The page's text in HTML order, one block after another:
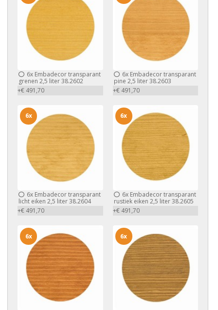
6x Embadecor transparant
grenen 2,5 liter 38.2602
+€ 491,70
6xEmbadecor transparant
pine 2,5 liter 38.2603
+€ 491,70
6x Embadecor transparant
licht eiken 2,5 liter 38.2604
+€ 491,70
6x
6xEmbadecor transparant
rustiek eiken 2,5 liter 38.2605
+€ 491,70
6x
6x 6x